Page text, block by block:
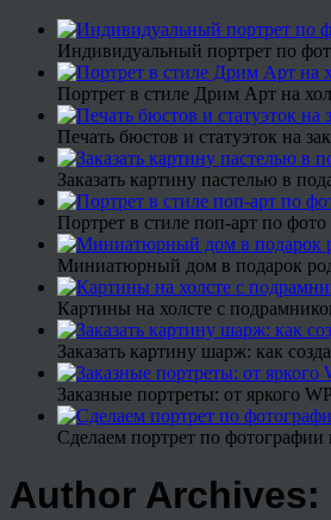
Индивидуальный портрет по
Портрет в стиле Дрим Арт на
Печать бюстов и статуэток на
Заказать картину пастелью в
Портрет в стиле поп-арт по фото
Миниатюрный дом в подарок
Картины на холсте с
Заказать картину шарж: как
Заказные портреты: от яркого
Сделаем портрет по фотографии
Author Archives: